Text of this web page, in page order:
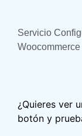
Servicio
Woocommerce
¿Quieres ver
botón y